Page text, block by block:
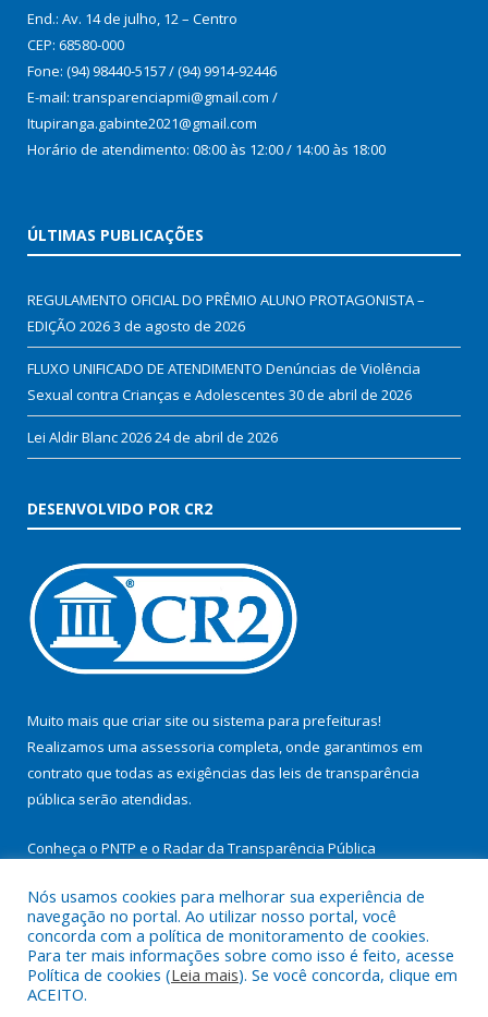
End.: Av. 14 de julho, 12 – Centro
CEP: 68580-000
Fone: (94) 98440-5157 / (94) 9914-92446
E-mail: transparenciapmi@gmail.com /
Itupiranga.gabinte2021@gmail.com
Horário de atendimento: 08:00 às 12:00 / 14:00 às 18:00
ÚLTIMAS PUBLICAÇÕES
REGULAMENTO OFICIAL DO PRÊMIO ALUNO PROTAGONISTA –
EDIÇÃO 20263 de agosto de 2026
FLUXO UNIFICADO DE ATENDIMENTO Denúncias de Violência
Sexual contra Crianças e Adolescentes 30 de abril de 2026
Lei Aldir Blanc 202624 de abril de 2026
DESENVOLVIDO POR CR2
Muito mais que criar site ou sistema para prefeituras!
Realizamos uma assessoria completa, onde garantimos em
contrato que todas as exigências das leis de transparência
pública serão atendidas.
Conheça o PNTP e o Radar da Transparência Pública
Todos os direitos reservados a Prefeitura Municipal de
Itupiranga.
Nós usamos cookies para melhorar sua experiência de
navegação no portal. Ao utilizar nosso portal, você
concorda com a política de monitoramento de cookies.
Para ter mais informações sobre como isso é feito, acesse
Política de cookies (Leia mais). Se você concorda, clique em
ACEITO.